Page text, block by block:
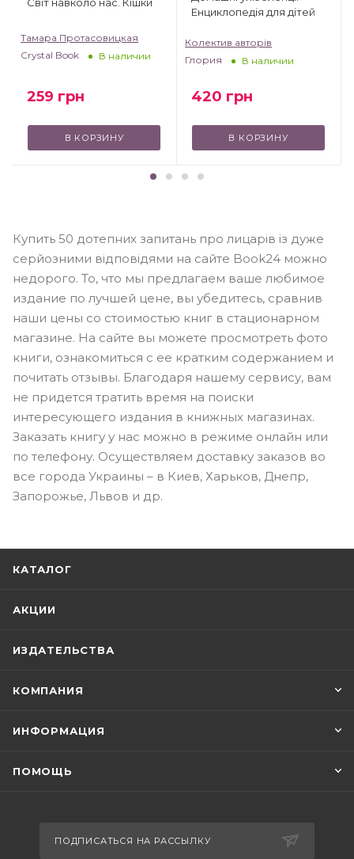
Тамара Протасовицкая
Crystal Book
В наличии
259 грн
В КОРЗИНУ
Енциклопедія для дітей
Колектив авторів
Глория
В наличии
420 грн
В КОРЗИНУ
Купить 50 дотепних запитань про лицарів із дуже
серйозними відповідями на сайте Book24 можно
недорого. То, что мы предлагаем ваше любимое
издание по лучшей цене, вы убедитесь, сравнив
наши цены со стоимостью книг в стационарном
магазине. На сайте вы можете просмотреть фото
книги, ознакомиться с ее кратким содержанием и
почитать отзывы. Благодаря нашему сервису, вам
не придется тратить время на поиски
интересующего издания в книжных магазинах.
Заказать книгу у нас можно в режиме онлайн или
по телефону. Осуществляем доставку заказов во
все города Украины – в Киев, Харьков, Днепр,
Запорожье, Львов и др.
КАТАЛОГ
АКЦИИ
ИЗДАТЕЛЬСТВА
КОМПАНИЯ
ИНФОРМАЦИЯ
ПОМОЩЬ
ПОДПИСАТЬСЯ НА РАССЫЛКУ